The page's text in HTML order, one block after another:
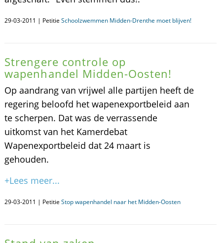
29-03-2011 | Petitie Schoolzwemmen Midden-Drenthe moet blijven!
Strengere controle op
wapenhandel Midden-Oosten!
Op aandrang van vrijwel alle partijen heeft de
regering beloofd het wapenexportbeleid aan
te scherpen. Dat was de verrassende
uitkomst van het Kamerdebat
Wapenexportbeleid dat 24 maart is
gehouden.
+Lees meer...
29-03-2011 | Petitie Stop wapenhandel naar het Midden-Oosten